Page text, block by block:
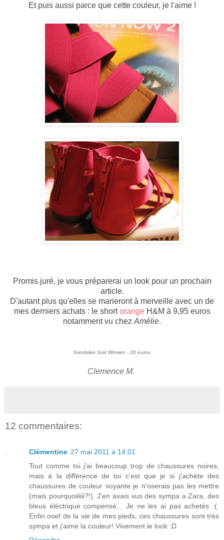
Et puis aussi parce que cette couleur, je l'aime !
Promis juré, je vous préparerai un look pour un prochain
article.
D'autant plus qu'elles se marieront à merveille avec un de
mes derniers achats : le shortorangeH&M à 9,95 euros
notamment vu chez Amélie.
Sandales Just Women - 20 euros
Clemence M.
12 commentaires:
Clémentine 27 mai 2011 à 14:01
Tout comme toi j'ai beaucoup trop de chaussures noires,
mais à la différence de toi c'est que je si j'achète des
chaussures de couleur voyante je n'oserais pas les mettre
(mais pourquoiiiiii?!). J'en avais vus des sympa a Zara, des
bleus éléctrique compensé... Je ne les ai pas achetés :(.
Enfin osef de la vie de mes pieds, ces chaussures sont très
sympa et j'aime la couleur! Vivement le look :D